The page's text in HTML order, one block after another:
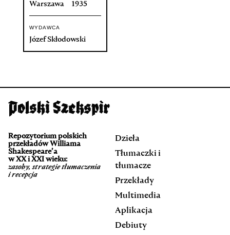
Warszawa 1935
WYDAWCA
Józef Skłodowski
Repozytorium polskich
przekładów Williama
Shakespeare’a
w XX i XXI wieku:
zasoby, strategie tłumaczenia
i recepcja
Dzieła
Tłumaczki i
tłumacze
Przekłady
Multimedia
Aplikacja
Debiuty